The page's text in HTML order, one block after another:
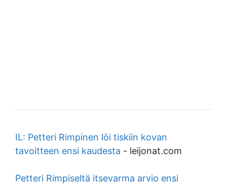
IL: Petteri Rimpinen löi tiskiin kovan
tavoitteen ensi kaudesta - leijonat.com
Petteri Rimpiseltä itsevarma arvio ensi